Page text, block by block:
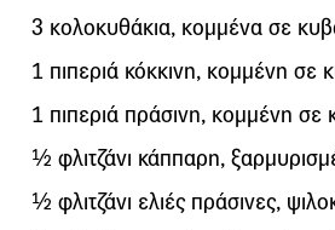
3 κολοκυθάκια, κομμένα σε
1 πιπεριά κόκκινη, κομμένη σε
1 πιπεριά πράσινη, κομμένη σε
½ φλιτζάνι κάππαρη,
½ φλιτζάνι ελιές πράσινες,